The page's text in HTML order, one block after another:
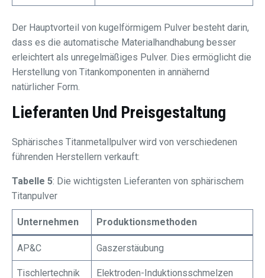
Der Hauptvorteil von kugelförmigem Pulver besteht darin,
dass es die automatische Materialhandhabung besser
erleichtert als unregelmäßiges Pulver. Dies ermöglicht die
Herstellung von Titankomponenten in annähernd
natürlicher Form.
Lieferanten Und Preisgestaltung
Sphärisches Titanmetallpulver wird von verschiedenen
führenden Herstellern verkauft:
Tabelle 5: Die wichtigsten Lieferanten von sphärischem
Titanpulver
Unternehmen Produktionsmethoden
AP&C Gaszerstäubung
Tischlertechnik Elektroden-Induktionsschmelzen